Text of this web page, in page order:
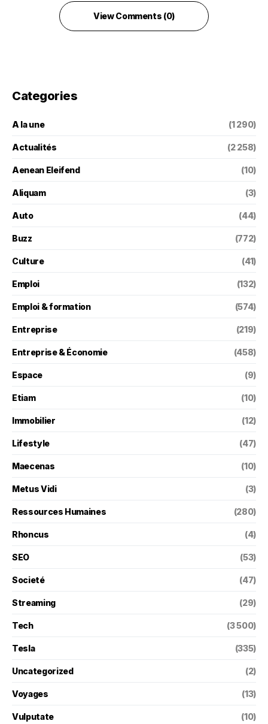
View Comments (0)
Categories
A la une (1 290)
Actualités (2 258)
Aenean Eleifend (10)
Aliquam (3)
Auto (44)
Buzz (772)
Culture (41)
Emploi (132)
Emploi & formation (574)
Entreprise (219)
Entreprise & Économie (458)
Espace (9)
Etiam (10)
Immobilier (12)
Lifestyle (47)
Maecenas (10)
Metus Vidi (3)
Ressources Humaines (280)
Rhoncus (4)
SEO (53)
Societé (47)
Streaming (29)
Tech (3 500)
Tesla (335)
Uncategorized (2)
Voyages (13)
Vulputate (10)